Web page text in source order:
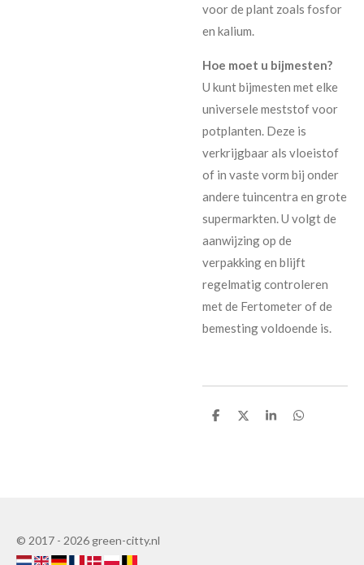
voor de plant zoals fosfor
en kalium.
Hoe moet u bijmesten?
U kunt bijmesten met elke
universele meststof voor
potplanten. Deze is
verkrijgbaar als vloeistof
of in vaste vorm bij onder
andere tuincentra en grote
supermarkten. U volgt de
aanwijzing op de
verpakking en blijft
regelmatig controleren
met de Fertometer of de
bemesting voldoende is.
D
D
D
D
© 2017 - 2026 green-citty.nl